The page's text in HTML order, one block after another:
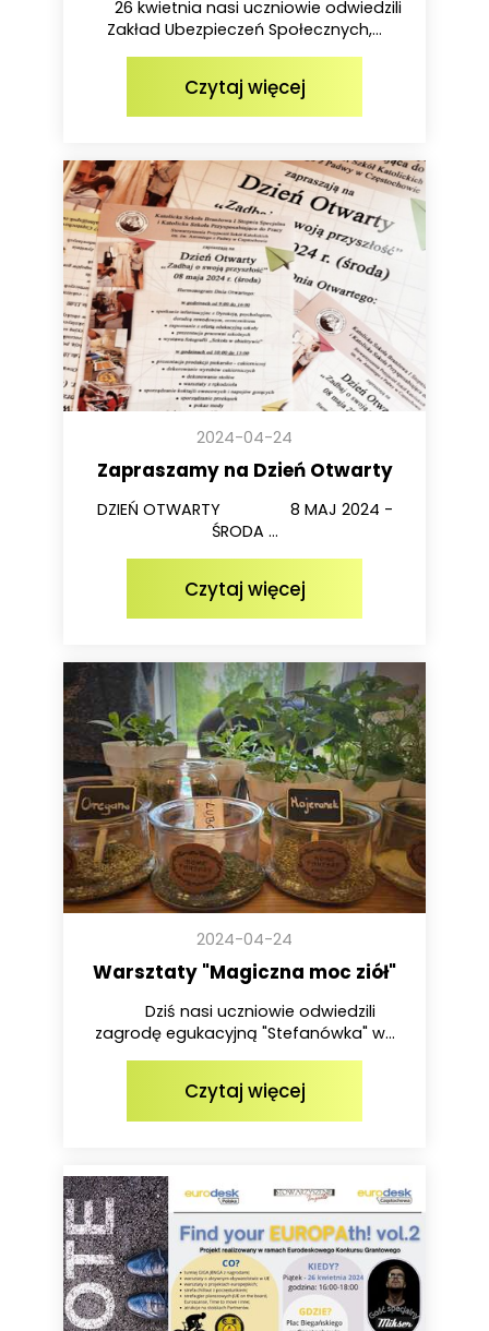
26 kwietnia nasi uczniowie odwiedzili
Zakład Ubezpieczeń Społecznych,...
Czytaj więcej
2024-04-24
Zapraszamy na Dzień Otwarty
DZIEŃ OTWARTY 8 MAJ 2024 -
ŚRODA ...
Czytaj więcej
2024-04-24
Warsztaty "Magiczna moc ziół"
Dziś nasi uczniowie odwiedzili
zagrodę egukacyjną "Stefanówka" w...
Czytaj więcej